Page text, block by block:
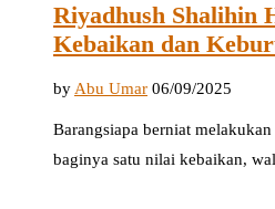
Riyadhush Shalihin
Kebaikan dan
by Abu Umar 06/09/2025
Barangsiapa berniat
baginya satu nilai kebaikan,